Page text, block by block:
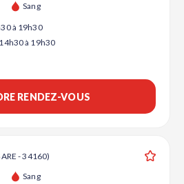
Sang
à 19h30
à 19h30
RENDEZ-VOUS
- 34160)
Sang